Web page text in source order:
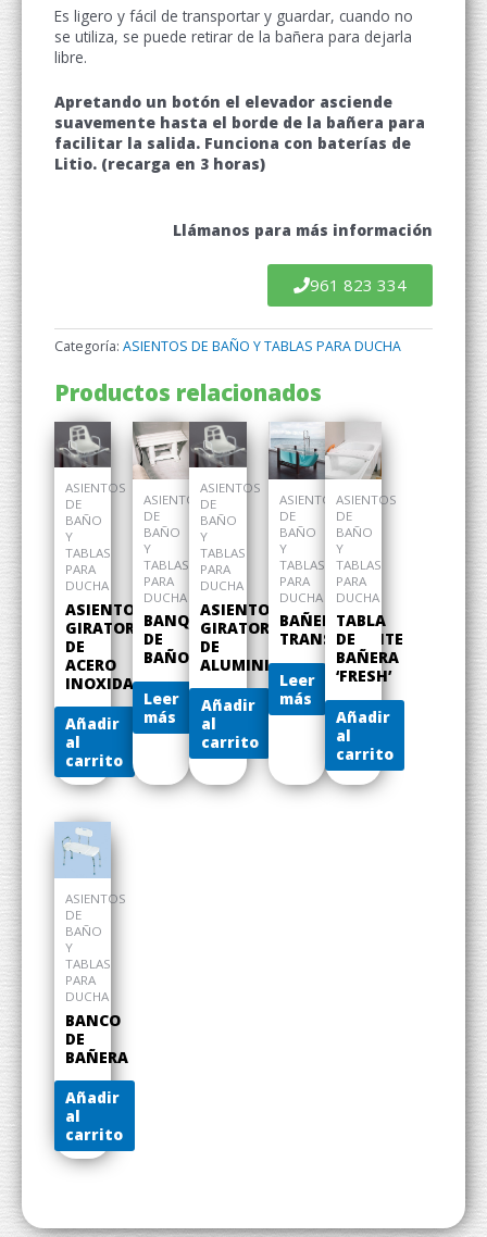
Es ligero y fácil de transportar y guardar, cuando no
se utiliza, se puede retirar de la bañera para dejarla
libre.
Apretando un botón el elevador asciende
suavemente hasta el borde de la bañera para
facilitar la salida. Funciona con baterías de
Litio. (recarga en 3 horas)
Llámanos para más información
961 823 334
Categoría: ASIENTOS DE BAÑO Y TABLAS PARA DUCHA
Productos relacionados
ASIENTOS
DE
BAÑO
Y
TABLAS
PARA
DUCHA
ASIENTO
GIRATORIO
DE
ACERO
INOXIDABLE
Añadir
al
carrito
ASIENTOS
DE
BAÑO
Y
TABLAS
PARA
DUCHA
BANQUETA
DE
BAÑO
Leer
más
ASIENTOS
DE
BAÑO
Y
TABLAS
PARA
DUCHA
ASIENTO
GIRATORIO
DE
ALUMINIO
Añadir
al
carrito
ASIENTOS
DE
BAÑO
Y
TABLAS
PARA
DUCHA
BAÑERA
TRANSPARENTE
Leer
más
ASIENTOS
DE
BAÑO
Y
TABLAS
PARA
DUCHA
TABLA
DE
BAÑERA
‘FRESH’
Añadir
al
carrito
ASIENTOS
DE
BAÑO
Y
TABLAS
PARA
DUCHA
BANCO
DE
BAÑERA
Añadir
al
carrito